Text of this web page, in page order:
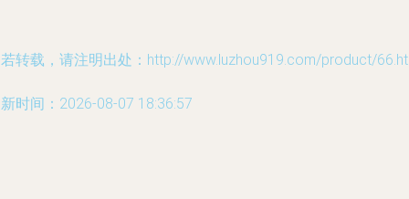
转载，请注明出处：http://www.luzhou919.com/product/
时间：2026-08-07 18:36:57